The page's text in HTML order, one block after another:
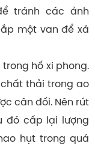
tránh các ảnh
một van để xả
hố xi phong.
thải trong ao
cân đối. Nên rút
đó cấp lại lượng
hụt trong quá